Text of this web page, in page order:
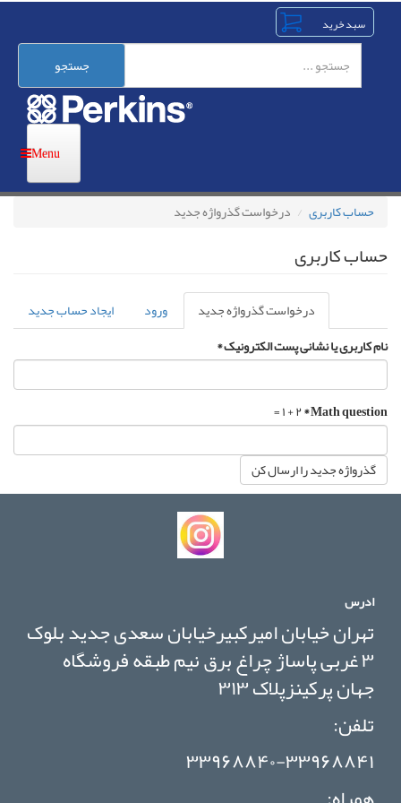
رفتن
محتوای
جستجو
حساب کاربری درخواست گذرواژه جدید
حساب کاربری
تب‌های
اولیه ایجاد حساب جدید ورود درخواست گذرواژه جدید
فعال)
نام کاربری یا نشانی پست الکترونیک*
Math question
*
گذرواژه جدید را ارسال کن
ادرس
تهران خیابان امیرکبیرخیابان سعدی جدید بلوک
۳ غربی پاساژ چراغ برق نیم طبقه فروشگاه
جهان پرکینزپلاک ۳۱۳
تلفن:
۳۳۹۶۸۸۴۰-۳۳۹۶۸۸۴۱